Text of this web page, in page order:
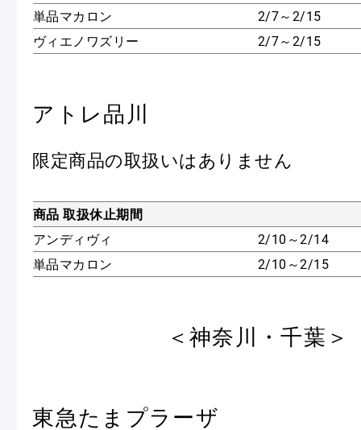
単品マカロン
2/7～2/15
ヴィエノワズリー
2/7～2/15
アトレ品川
限定商品の取扱いはありません
商品 取扱休止期間
アンディヴィ
2/10～2/14
単品マカロン
2/10～2/15
＜神奈川・千葉＞
東急たまプラーザ